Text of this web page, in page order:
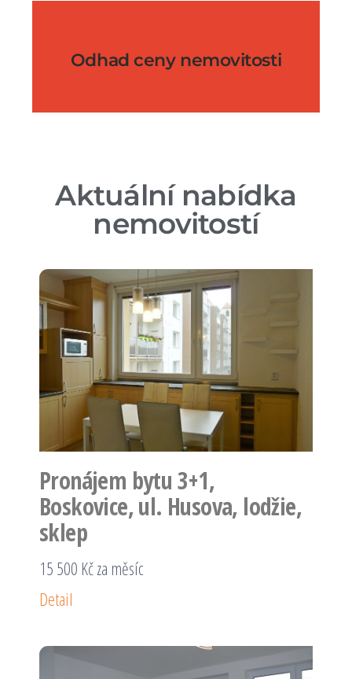
Odhad ceny nemovitosti
Aktuální nabídka
nemovitostí
Pronájem bytu 3+1,
Boskovice, ul. Husova, lodžie,
sklep
15 500 Kč za měsíc
Detail